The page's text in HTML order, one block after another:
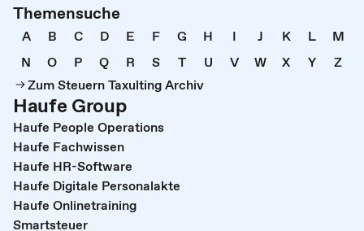
Themensuche
A B C D E F G H I J K L
M
N
O P Q R S T U V W X Y
Z
Zum Steuern Taxulting Archiv
Haufe Group
Haufe People Operations
Haufe Fachwissen
Haufe HR-Software
Haufe Digitale Personalakte
Haufe Onlinetraining
Smartsteuer